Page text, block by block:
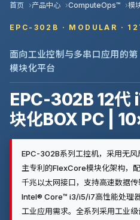
首页 产品中心 ComputeOps™ 模
EPC-302B · MODULAR ·
面向工业控制与多串口应用的
模块化平台
EPC-302B 12代
块化BOX PC |
EPC-302B系列工控机，采用无风
主专利的FlexCore模块化架构，
千兆以太网接口，支持高速数据
Intel® Core™ i3/i5/i7高性能处理
工业应用需求。全系列采用工业